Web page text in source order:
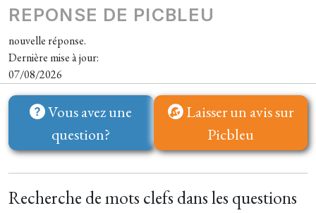
REPONSE DE PICBLEU
nouvelle réponse.
Dernière mise à jour:
07/08/2026
Vous avez une
question?
Laisser un avis sur
Picbleu
Recherche de mots clefs dans les questions